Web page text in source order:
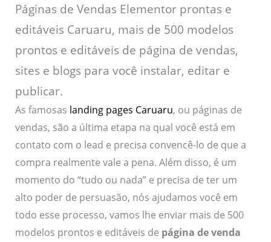
Páginas de Vendas Elementor prontas e
editáveis Caruaru, mais de 500 modelos
prontos e editáveis de página de vendas,
sites e blogs para você instalar, editar e
publicar.
As famosas landing pages Caruaru, ou páginas de
vendas, são a última etapa na qual você está em
contato com o lead e precisa convencê-lo de que a
compra realmente vale a pena. Além disso, é um
momento do “tudo ou nada” e precisa de ter um
alto poder de persuasão, nós ajudamos você em
todo esse processo, vamos lhe enviar mais de 500
modelos prontos e editáveis de página de venda